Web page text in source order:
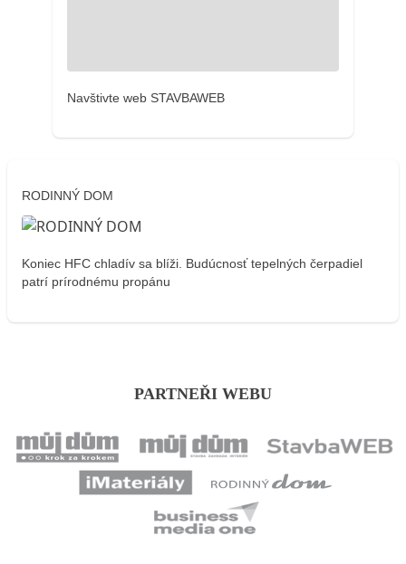
Navštivte web STAVBAWEB
RODINNÝ DOM
Koniec HFC chladív sa blíži. Budúcnosť tepelných čerpadiel
patrí prírodnému propánu
PARTNEŘI WEBU